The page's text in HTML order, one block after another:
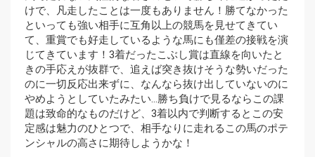
けで、凡走したことは一度もありません！勝てなかった
といっても強い相手に互角以上の競馬を見せてきてい
て、重賞でも好走しているような馬にも僅差の接戦を演
じてきています！3着だったこぶし賞は直線を向いたと
きの手応えが抜群で、追えば突き抜けそうな勢いだった
のに一切反応出来ずに、なんなら抜け出していないのに
やめようとしていたみたい…勝ち負けで見るならこの課
題は致命的なものだけど、3着以内で判断するとこの安
定感は魅力のひとつで、相手なりに走れるこの馬のポテ
ンシャルの高さに期待しようかな！